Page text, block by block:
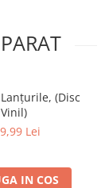
(Disc
Vinil)
Lei
IN COS